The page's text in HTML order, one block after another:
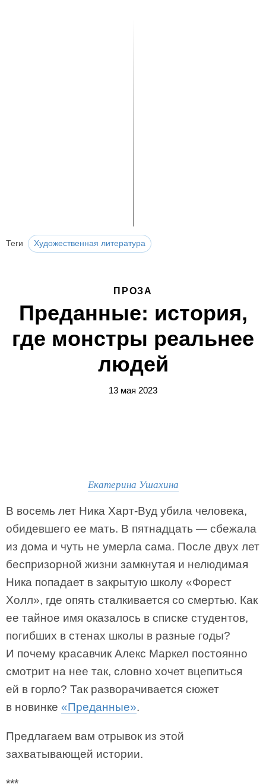
Теги Художественная литература
ПРОЗА
Преданные: история,
где монстры реальнее
людей
13 мая 2023
Екатерина Ушахина
В восемь лет Ника Харт-Вуд убила человека,
обидевшего ее мать. В пятнадцать — сбежала
из дома и чуть не умерла сама. После двух лет
беспризорной жизни замкнутая и нелюдимая
Ника попадает в закрытую школу «Форест
Холл», где опять сталкивается со смертью. Как
ее тайное имя оказалось в списке студентов,
погибших в стенах школы в разные годы?
И почему красавчик Алекс Маркел постоянно
смотрит на нее так, словно хочет вцепиться
ей в горло? Так разворачивается сюжет
в новинке «Преданные».
Предлагаем вам отрывок из этой
захватывающей истории.